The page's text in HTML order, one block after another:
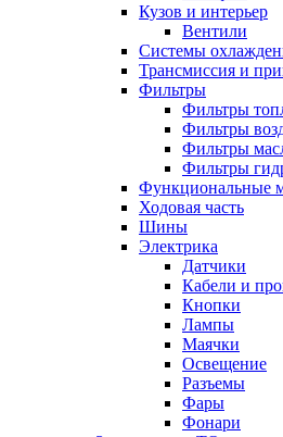
Кузов и интерьер
Вентили
Системы
Трансмиссия и
Фильтры
Фильтры
Фильтры
Фильтры
Фильтры
Функциональные
Ходовая часть
Шины
Электрика
Датчики
Кабели и
Кнопки
Лампы
Маячки
Освещение
Разъемы
Фары
Фонари